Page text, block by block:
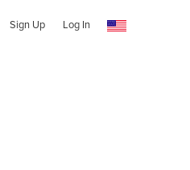
Sign Up Log In